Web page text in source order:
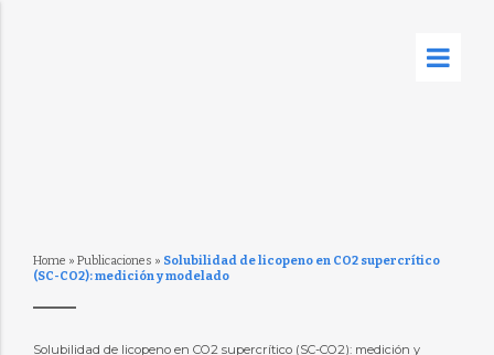
Home » Publicaciones » Solubilidad de licopeno en CO2 supercrítico
(SC-CO2): medición y modelado
Solubilidad de licopeno en CO2 supercrítico (SC-CO2): medición y